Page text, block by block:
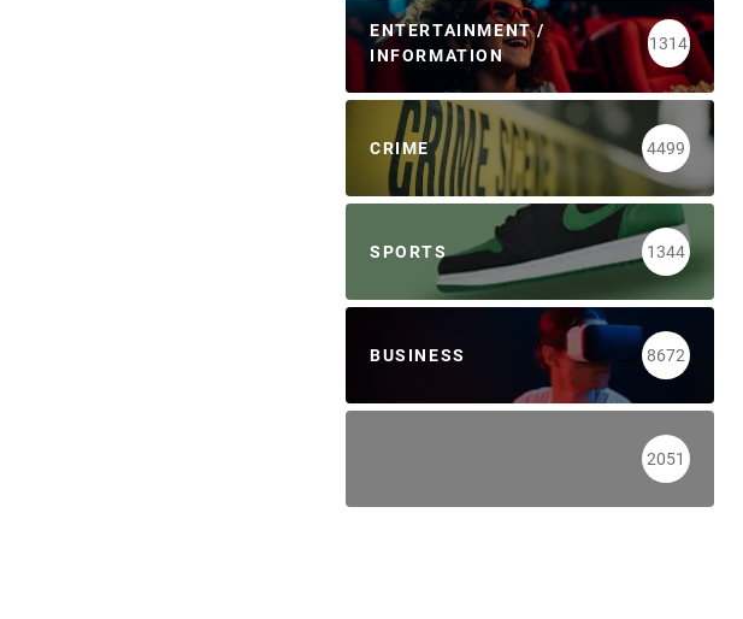
ENTERTAINMENT /
INFORMATION
1314
CRIME 4499
SPORTS 1344
BUSINESS 8672
2051